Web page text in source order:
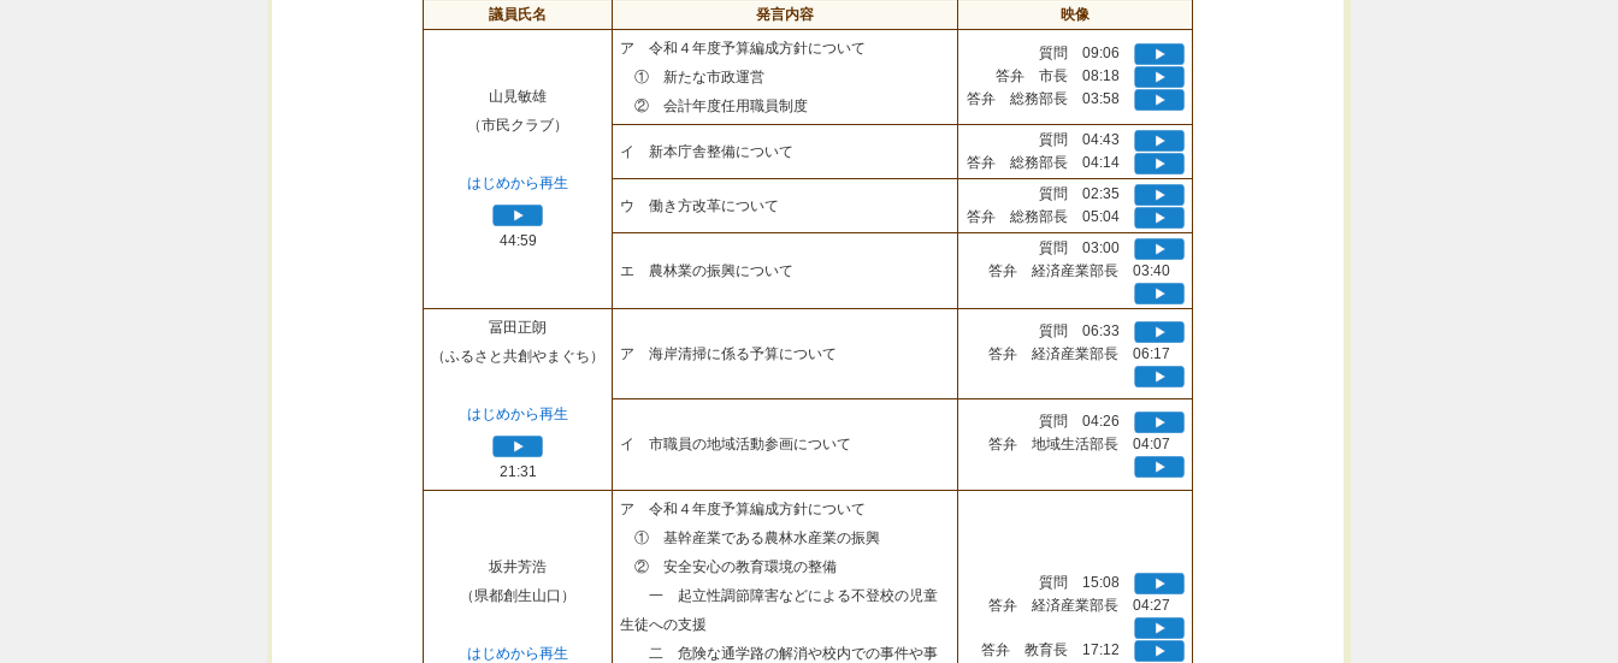
議員氏名 発言内容 映像
山見敏雄
（市民クラブ）
はじめから再生
44:59
ア 令和４年度予算編成方針について
① 新たな市政運営
② 会計年度任用職員制度
質問 09:06
答弁 市長 08:18
答弁 総務部長 03:58
イ 新本庁舎整備について
質問 04:43
答弁 総務部長 04:14
ウ 働き方改革について
質問 02:35
答弁 総務部長 05:04
エ 農林業の振興について
質問 03:00
答弁 経済産業部長 03:40
冨田正朗
（ふるさと共創やまぐち）
はじめから再生
21:31
ア 海岸清掃に係る予算について
質問 06:33
答弁 経済産業部長 06:17
イ 市職員の地域活動参画について
質問 04:26
答弁 地域生活部長 04:07
坂井芳浩
（県都創生山口）
はじめから再生
ア 令和４年度予算編成方針について
① 基幹産業である農林水産業の振興
② 安全安心の教育環境の整備
一 起立性調節障害などによる不登校の児童
生徒への支援
二 危険な通学路の解消や校内での事件や事
質問 15:08
答弁 経済産業部長 04:27
答弁 教育長 17:12